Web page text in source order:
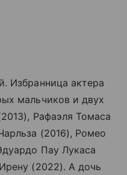
Избранница актера
мальчиков и двух
Рафаэля Томаса
(2016), Ромео
Пау Лукаса
(2022). А дочь